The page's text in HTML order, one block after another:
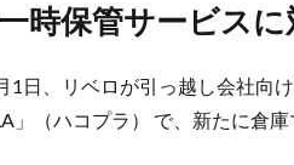
一時保管サービス
1日、リベロが引っ越し会社向
」（ハコプラ） で、新たに倉